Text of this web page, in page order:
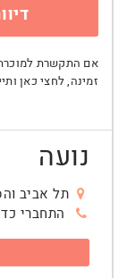
אם התקשרת
זמינה, לחצי כאן
נועה
תל אביב
התחברי